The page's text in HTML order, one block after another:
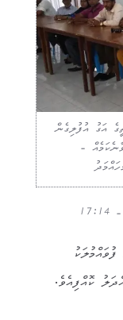
އަގު އުފުލިގެން
-
ކޮއްފިއެވެ.